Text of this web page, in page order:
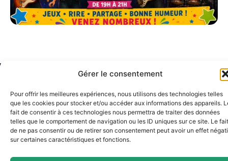
Gérer le consentement
Pour offrir les meilleures expériences, nous utilisons des technologies telles
que les cookies pour stocker et/ou accéder aux informations des appareils.
fait de consentir à ces technologies nous permettra de traiter des données
telles que le comportement de navigation ou les ID uniques sur ce site. Le fait
de ne pas consentir ou de retirer son consentement peut avoir un effet
sur certaines caractéristiques et fonctions.
Mairie d'Argences
2 Pl. du Général Leclerc,